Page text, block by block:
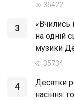
36422
3
«Вчились
на одній
музики
35734
4
Десятки
насіння: